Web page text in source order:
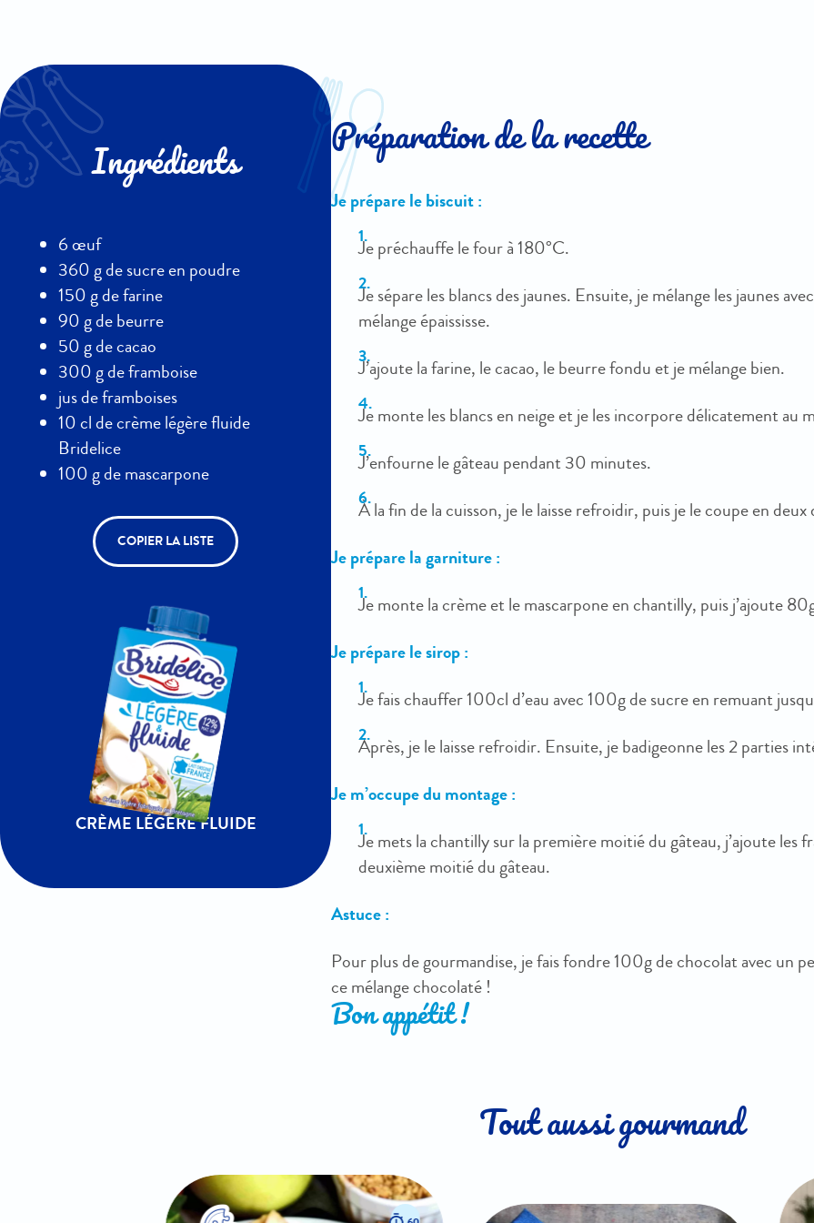
Ingrédients
6 œuf
360 g de sucre en poudre
150 g de farine
90 g de beurre
50 g de cacao
300 g de framboise
jus de framboises
10 cl de crème légère fluide
Bridelice
100 g de mascarpone
COPIER LA LISTE
CRÈME LÉGÈRE FLUIDE
Préparation de la recette
Je prépare le biscuit :
Je préchauffe le four à 180°C.
Je sépare les blancs des jaunes. Ensuite, je mélange les jaunes
mélange épaississe.
J’ajoute la farine, le cacao, le beurre fondu et je mélange bien.
Je monte les blancs en neige et je les incorpore délicatement au
J’enfourne le gâteau pendant 30 minutes.
À la fin de la cuisson, je le laisse refroidir, puis je le coupe en deux
Je prépare la garniture :
Je monte la crème et le mascarpone en chantilly, puis j’ajoute
Je prépare le sirop :
Je fais chauffer 100cl d’eau avec 100g de sucre en remuant
Après, je le laisse refroidir. Ensuite, je badigeonne les 2 parties
Je m’occupe du montage :
Je mets la chantilly sur la première moitié du gâteau, j’ajoute les
deuxième moitié du gâteau.
Astuce :
Pour plus de gourmandise, je fais fondre 100g de chocolat avec un
ce mélange chocolaté !
Bon appétit !
Tout aussi gourmand